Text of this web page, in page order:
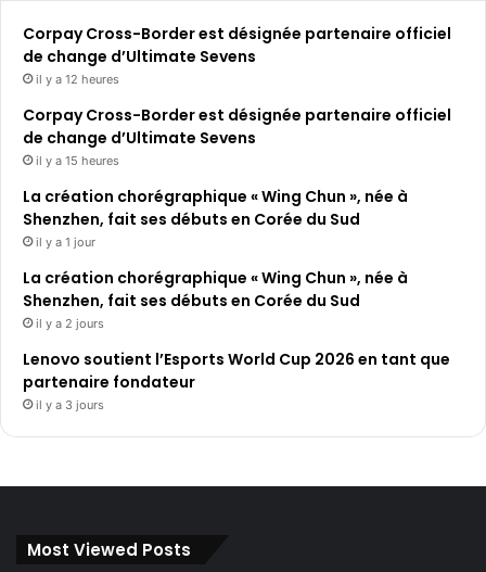
Corpay Cross-Border est désignée partenaire officiel
de change d’Ultimate Sevens
il y a 12 heures
Corpay Cross-Border est désignée partenaire officiel
de change d’Ultimate Sevens
il y a 15 heures
La création chorégraphique « Wing Chun », née à
Shenzhen, fait ses débuts en Corée du Sud
il y a 1 jour
La création chorégraphique « Wing Chun », née à
Shenzhen, fait ses débuts en Corée du Sud
il y a 2 jours
Lenovo soutient l’Esports World Cup 2026 en tant que
partenaire fondateur
il y a 3 jours
Most Viewed Posts